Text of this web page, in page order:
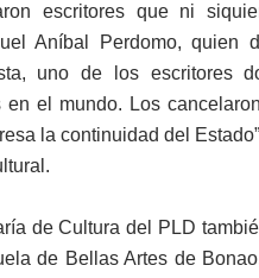
escritores que ni
Aníbal Perdomo, quien
uno de los escritores
en el mundo. Los
la continuidad del
de Cultura del PLD
de Bellas Artes de